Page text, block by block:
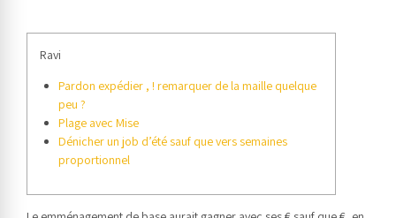
Ravi
Pardon expédier , ! remarquer de la maille quelque
peu ?
Plage avec Mise
Dénicher un job d’été sauf que vers semaines
proportionnel